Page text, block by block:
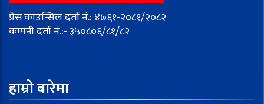
प्रेस काउन्सिल दर्ता नं.: ४७६१-२०८१/२०८२
कम्पनी दर्ता नं.:- ३५०८०६/८१/८२
हाम्रो बारेमा